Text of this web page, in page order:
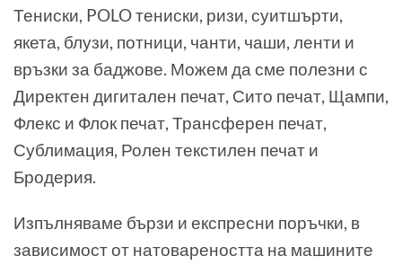
Тениски, POLO тениски, ризи, суитшърти,
якета, блузи, потници, чанти, чаши, ленти и
връзки за баджове. Можем да сме полезни с
Директен дигитален печат, Сито печат, Щампи,
Флекс и Флок печат, Трансферен печат,
Сублимация, Ролен текстилен печат и
Бродерия.
Изпълняваме бързи и експресни поръчки, в
зависимост от натовареността на машините